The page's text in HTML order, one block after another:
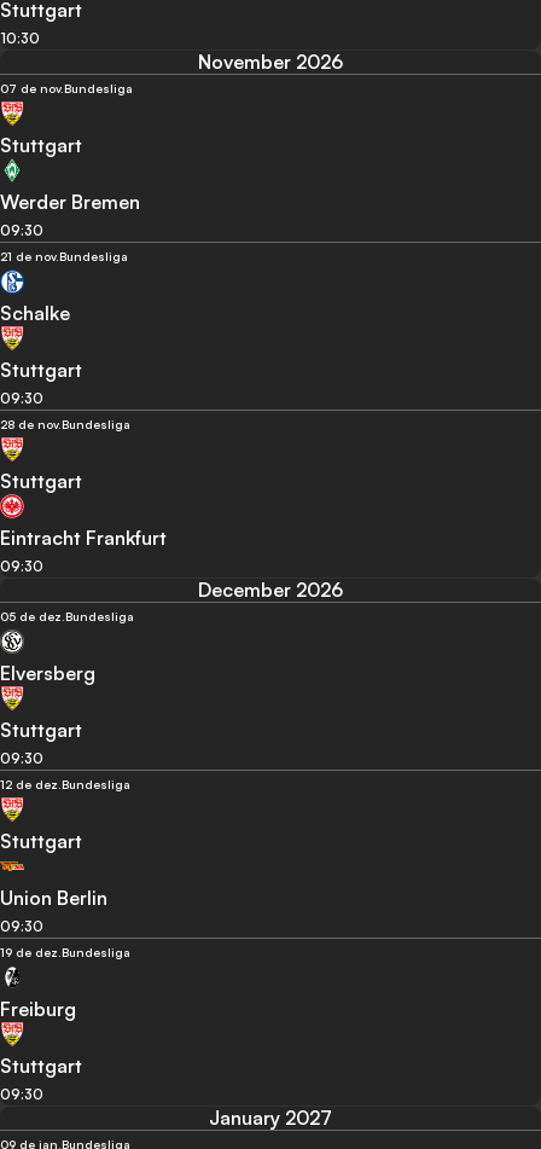
Stuttgart
10:30
November 2026
07 de nov.Bundesliga
Stuttgart
Werder Bremen
09:30
21 de nov.Bundesliga
Schalke
Stuttgart
09:30
28 de nov.Bundesliga
Stuttgart
Eintracht Frankfurt
09:30
December 2026
05 de dez.Bundesliga
Elversberg
Stuttgart
09:30
12 de dez.Bundesliga
Stuttgart
Union Berlin
09:30
19 de dez.Bundesliga
Freiburg
Stuttgart
09:30
January 2027
09 de jan.Bundesliga